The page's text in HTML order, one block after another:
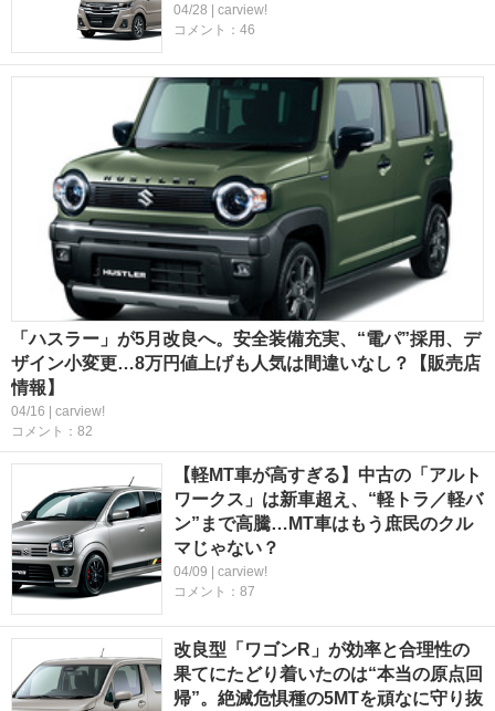
04/28 | carview!
コメント：46
「ハスラー」が5月改良へ。安全装備充実、“電パ”採用、デ
ザイン小変更…8万円値上げも人気は間違いなし？【販売店
情報】
04/16 | carview!
コメント：82
【軽MT車が高すぎる】中古の「アルト
ワークス」は新車超え、“軽トラ／軽バ
ン”まで高騰…MT車はもう庶民のクル
マじゃない？
04/09 | carview!
コメント：87
改良型「ワゴンR」が効率と合理性の
果てにたどり着いたのは“本当の原点回
帰”。絶滅危惧種の5MTを頑なに守り抜